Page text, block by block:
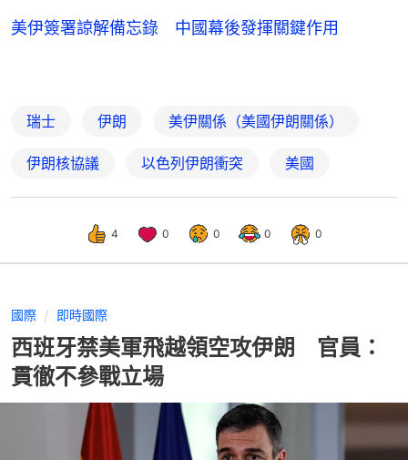
美伊簽署諒解備忘錄 中國幕後發揮關鍵作用
瑞士 伊朗 美伊關係（美國伊朗關係）
伊朗核協議 以色列伊朗衝突 美國
4 0 0 0 0
國際 即時國際
西班牙禁美軍飛越領空攻伊朗 官員：
貫徹不參戰立場